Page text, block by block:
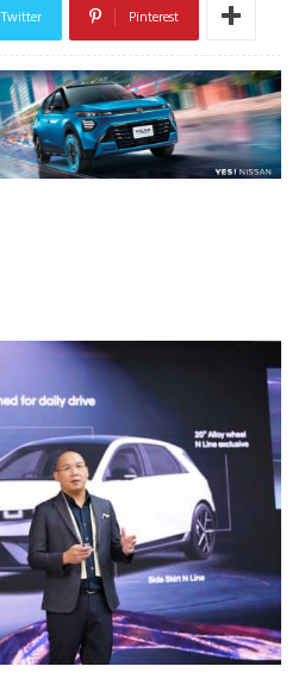
Twitter Pinterest